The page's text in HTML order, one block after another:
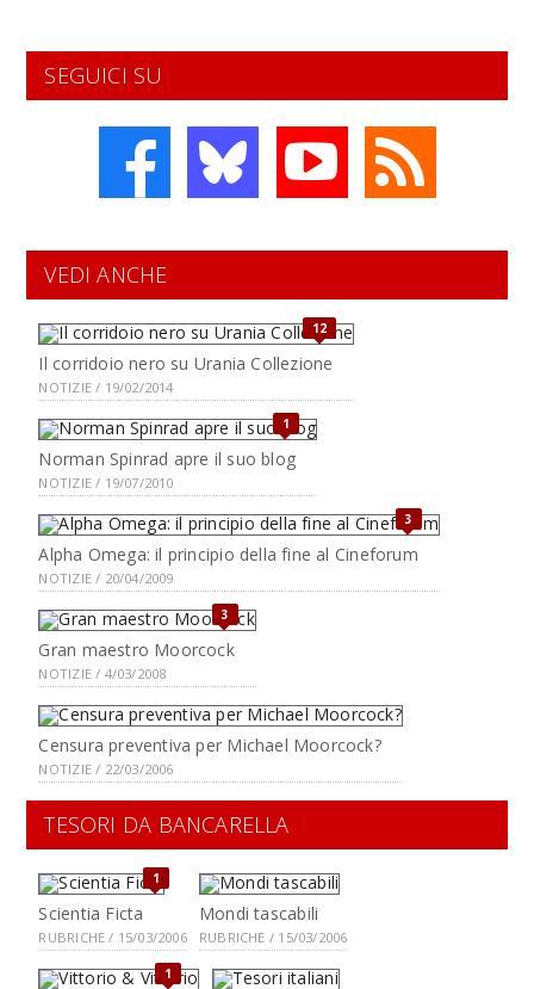
SEGUICI SU
VEDI ANCHE
12
Il corridoio nero su Urania Collezione
NOTIZIE / 19/02/2014
1
Norman Spinrad apre il suo blog
NOTIZIE / 19/07/2010
3
Alpha Omega: il principio della fine al Cineforum
NOTIZIE / 20/04/2009
3
Gran maestro Moorcock
NOTIZIE / 4/03/2008
Censura preventiva per Michael Moorcock?
NOTIZIE / 22/03/2006
TESORI DA BANCARELLA
1
Scientia Ficta
RUBRICHE / 15/03/2006
Mondi tascabili
RUBRICHE / 15/03/2006
1